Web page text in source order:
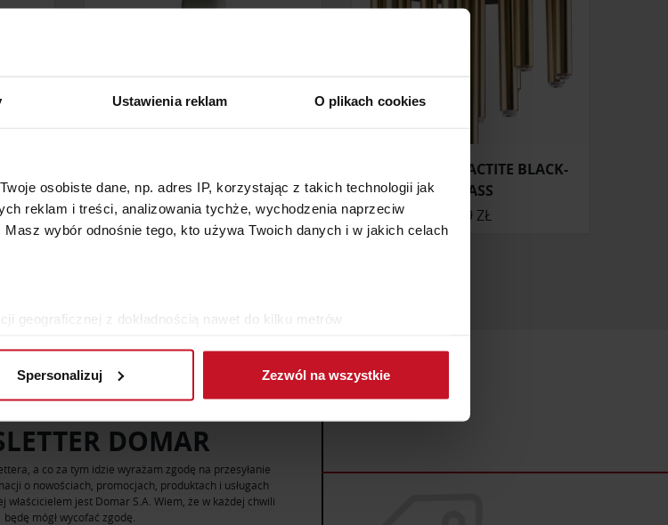
Ustawienia reklam O plikach cookies
osobiste dane, np. adres IP, korzystając z takich technologii jak
reklam i treści, analizowania tychże, wychodzenia naprzeciw
wybór odnośnie tego, kto używa Twoich danych i w jakich celach
geograficznej z dokładnością nawet do kilku metrów
dane są przetwarzane oraz ustaw własne preferencje w
i reklam, aby oferować funkcje społecznościowe i analizować
z naszej witryny, udostępniamy partnerom społecznościowym,
te informacje z innymi danymi otrzymanymi od Ciebie lub
Spersonalizuj Zezwól na wszystkie
ZAPYTAJ O CENĘ W SALONIE
PLAFON STALACTITE BLACK-
BRASS
899 ZŁ
DOMAR
a co za tym idzie wyrażam zgodę na przesyłanie
o nowościach, promocjach, produktach i usługach
właścicielem jest Domar S.A. Wiem, że w każdej chwili
będę mógł wycofać zgodę.